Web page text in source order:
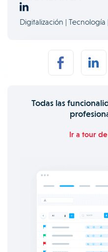
Digitalización | Tecnología
Todas las
Ir a tour